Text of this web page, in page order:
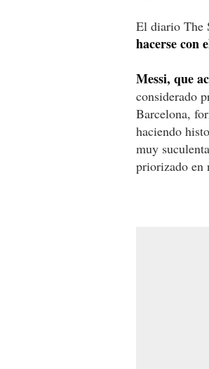
El diario The
hacerse con
Messi, que
considerado
Barcelona,
haciendo
muy
priorizado en